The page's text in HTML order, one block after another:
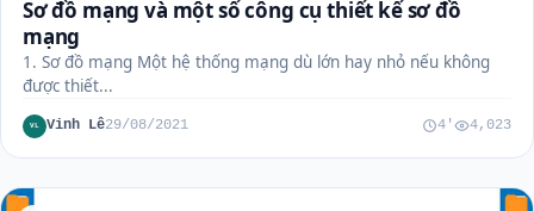
Sơ đồ mạng và một số công cụ thiết kế sơ đồ
mạng
1. Sơ đồ mạng Một hệ thống mạng dù lớn hay nhỏ nếu không
được thiết...
VL Vinh Lê29/08/2021 4' 4,023